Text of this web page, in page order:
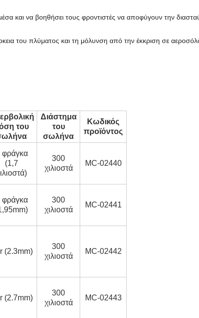
και να βοηθήσει τους φροντιστές να αποφύγουν την
του πλύματος και τη μόλυνση από την έκκριση σε
του
Διάστημα
του
σωλήνα
Κωδικός
προϊόντος
φράγκα
(1,7
300
χιλιοστά
MC-02440
φράγκα
300
χιλιοστά
MC-02441
(2.3mm)
300
χιλιοστά
MC-02442
(2.7mm)
300
χιλιοστά
MC-02443